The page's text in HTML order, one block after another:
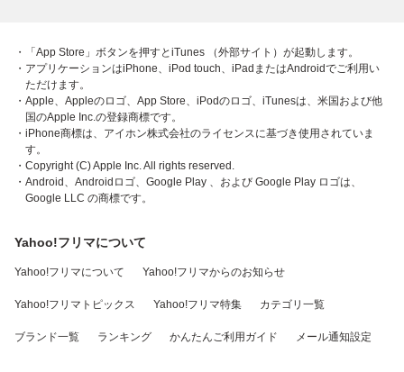
・「App Store」ボタンを押すとiTunes （外部サイト）が起動します。
・アプリケーションはiPhone、iPod touch、iPadまたはAndroidでご利用い
ただけます。
・Apple、Appleのロゴ、App Store、iPodのロゴ、iTunesは、米国および他
国のApple Inc.の登録商標です。
・iPhone商標は、アイホン株式会社のライセンスに基づき使用されていま
す。
・Copyright (C) Apple Inc. All rights reserved.
・Android、Androidロゴ、Google Play 、および Google Play ロゴは、
Google LLC の商標です。
Yahoo!フリマについて
Yahoo!フリマについて Yahoo!フリマからのお知らせ
Yahoo!フリマトピックス Yahoo!フリマ特集 カテゴリ一覧
ブランド一覧 ランキング かんたんご利用ガイド メール通知設定